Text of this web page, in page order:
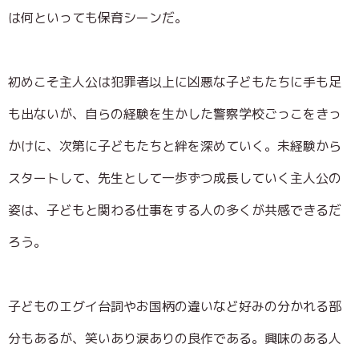
は何といっても保育シーンだ。
初めこそ主人公は犯罪者以上に凶悪な子どもたちに手も足
も出ないが、自らの経験を生かした警察学校ごっこをきっ
かけに、次第に子どもたちと絆を深めていく。未経験から
スタートして、先生として一歩ずつ成長していく主人公の
姿は、子どもと関わる仕事をする人の多くが共感できるだ
ろう。
子どものエグイ台詞やお国柄の違いなど好みの分かれる部
分もあるが、笑いあり涙ありの良作である。興味のある人